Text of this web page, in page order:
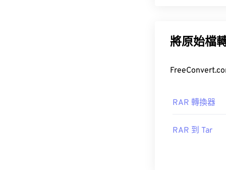
將原始檔
RAR 轉換器
RAR 到 Tar